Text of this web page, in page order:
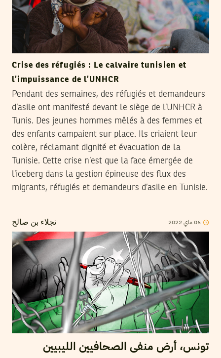
Crise des réfugiés : Le calvaire tunisien et
l’impuissance de l’UNHCR
Pendant des semaines, des réfugiés et demandeurs
d’asile ont manifesté devant le siège de l’UNHCR à
Tunis. Des jeunes hommes mêlés à des femmes et
des enfants campaient sur place. Ils criaient leur
colère, réclamant dignité et évacuation de la
Tunisie. Cette crise n’est que la face émergée de
l’iceberg dans la gestion épineuse des flux des
migrants, réfugiés et demandeurs d’asile en Tunisie.
نجلاء بن صالح 06ماي2022
تونس، أرض منفى الصحافيين الليبيين